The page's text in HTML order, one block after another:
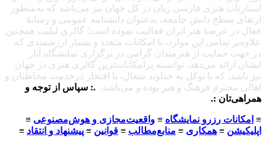
استارتاپ هنری فارسی زبان در کل جهان نیز می‌باشد که به‌منظور
ارتقای سطح دانش جامعه، به‌عنوان دانشنامه عمومی و رسانهٔ
فعال در عرصهٔ هنر ایران فعالیت نموده است؛ گالری لیلیت همچنین
علاوه‌بر تمامی این موارد، با امکانات متعدد و بسیار ارزشمندی که
در جهت حمایت از هنرمندان گرامی در برگزاری نمایشگاه آثار
ایشان ارائه می‌دهد، توانسته پرامکانات‌ترین گالری هنری در جهان
نیز باشد، که با توکل به خداوند متعال، با افتخار درخدمت مخاطبان و
اهالی محترم فرهنگ و هنر بوده و می‌باشد. .: سپاس از توجه و
همراهی‌تان :.
≡ امکانات رزرو نمایشگاه ≡ واقعیت‌مجازی و هوش‌مصنوعی ≡
اپلیکیشن ≡ همکاری ≡ منابع‌مطالب ≡ قوانین ≡ پیشنهاد و انتقاد ≡